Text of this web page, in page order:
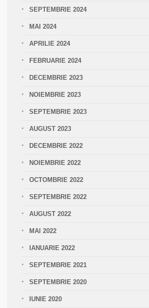
SEPTEMBRIE 2024
MAI 2024
APRILIE 2024
FEBRUARIE 2024
DECEMBRIE 2023
NOIEMBRIE 2023
SEPTEMBRIE 2023
AUGUST 2023
DECEMBRIE 2022
NOIEMBRIE 2022
OCTOMBRIE 2022
SEPTEMBRIE 2022
AUGUST 2022
MAI 2022
IANUARIE 2022
SEPTEMBRIE 2021
SEPTEMBRIE 2020
IUNIE 2020